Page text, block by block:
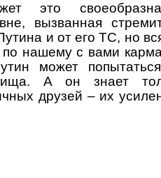
это
вызванная
и от его ТС, но
нашему с вами
может
А он знает
друзей – их